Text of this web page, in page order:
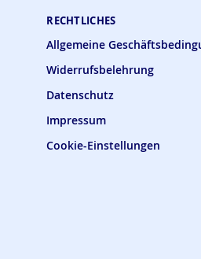
RECHTLICHES
Allgemeine
Widerrufsbelehrung
Datenschutz
Impressum
Cookie-Einstellungen